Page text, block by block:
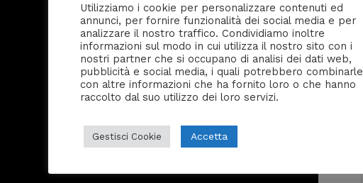
Utilizziamo i cookie per personalizzare contenuti ed
annunci, per fornire funzionalità dei social media e per
analizzare il nostro traffico. Condividiamo inoltre
informazioni sul modo in cui utilizza il nostro sito con i
nostri partner che si occupano di analisi dei dati web,
pubblicità e social media, i quali potrebbero combinarle
con altre informazioni che ha fornito loro o che hanno
raccolto dal suo utilizzo dei loro servizi.
Gestisci Cookie Accetta